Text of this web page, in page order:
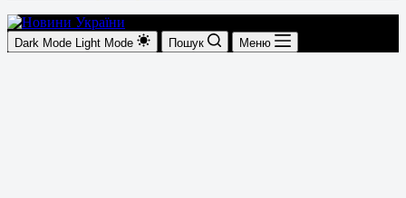
Dark Mode Light Mode Пошук Меню